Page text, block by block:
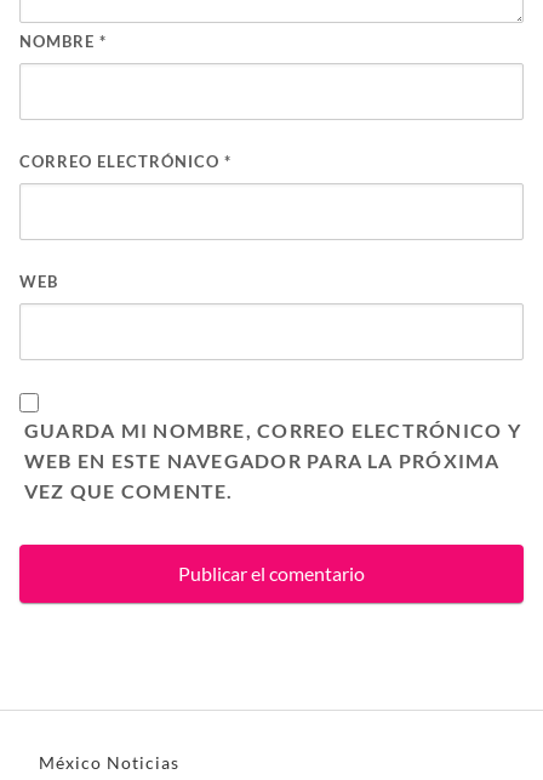
NOMBRE *
CORREO ELECTRÓNICO *
WEB
GUARDA MI NOMBRE, CORREO ELECTRÓNICO Y
WEB EN ESTE NAVEGADOR PARA LA PRÓXIMA
VEZ QUE COMENTE.
México Noticias